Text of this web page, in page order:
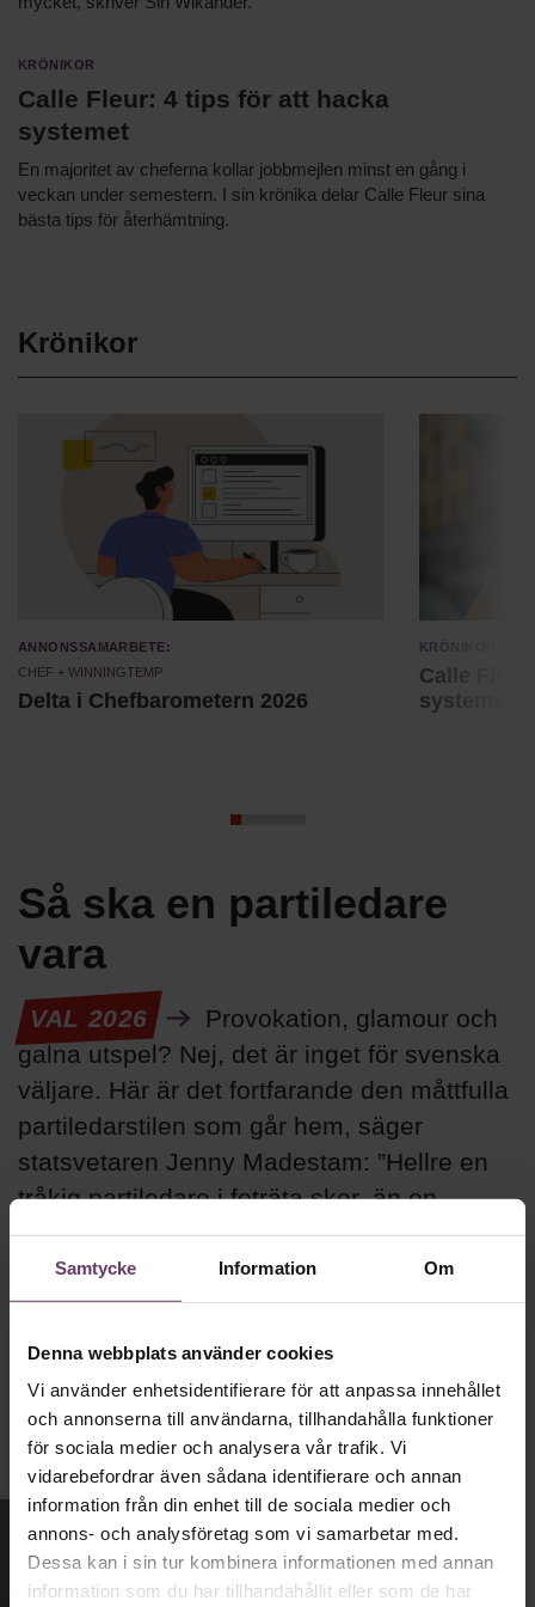
Samtycke Information Om
Denna webbplats använder cookies
Vi använder enhetsidentifierare för att anpassa innehållet
och annonserna till användarna, tillhandahålla funktioner
för sociala medier och analysera vår trafik. Vi
vidarebefordrar även sådana identifierare och annan
information från din enhet till de sociala medier och
annons- och analysföretag som vi samarbetar med.
Dessa kan i sin tur kombinera informationen med annan
information som du har tillhandahållit eller som de har
Krönikor
Calle Fleur: 4 tips för att hacka
systemet
En majoritet av cheferna kollar jobbmejlen minst en gång i
veckan under semestern. I sin krönika delar Calle Fleur sina
bästa tips för återhämtning.
Krönikor
Annonssamarbete:
Chef + Winningtemp
Delta i Chefbarometern 2026
Krönikor
Calle
systemet
Så ska en partiledare
vara
VAL 2026
Provokation, glamour och
galna utspel? Nej, det är inget för svenska
väljare. Här är det fortfarande den måttfulla
partiledarstilen som går hem, säger
statsvetaren Jenny Madestam: ”Hellre en
tråkig partiledare i foträta skor, än en
känslomässig spelevink i högklackat.”
Text:
Fredrik Kullberg
2026-08-03